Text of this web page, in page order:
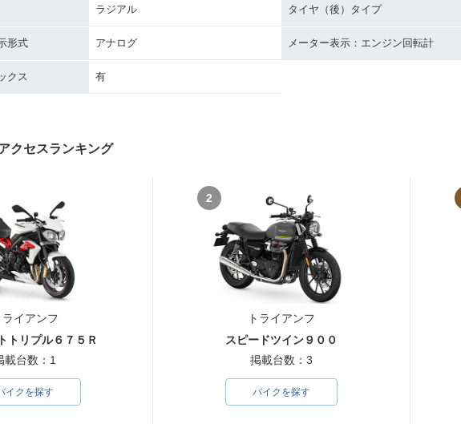
ラジアル タイヤ（後）タイプ
形式 アナログ メーター表示：エンジン回転計
クス 有
クセスランキング
ライアンフ
トリプル６７５Ｒ
載台数：1
イクを探す
2
トライアンフ
スピードツイン９００
掲載台数：3
バイクを探す